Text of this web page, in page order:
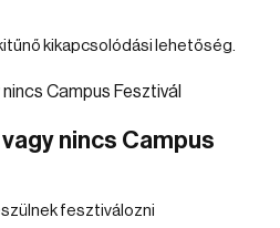
kikapcsolódási lehetőség.
nincs Campus
fesztiválozni